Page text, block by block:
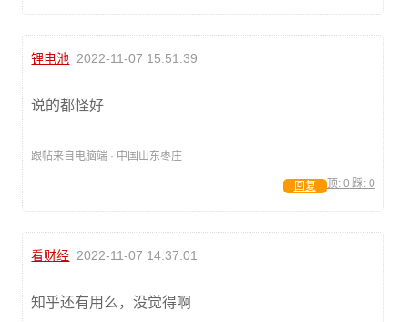
锂电池 2022-11-07 15:51:39
说的都怪好
跟帖来自电脑端 · 中国山东枣庄
顶: 0 踩: 0
回复
看财经 2022-11-07 14:37:01
知乎还有用么，没觉得啊